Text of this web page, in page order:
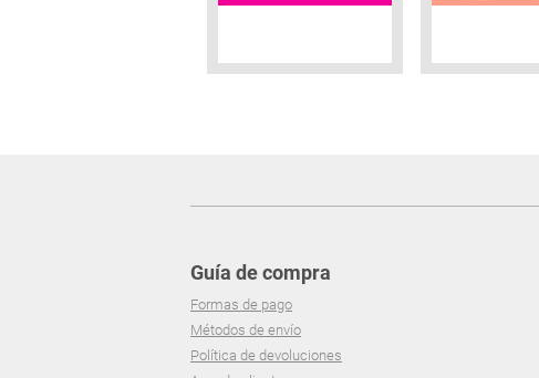
Guía de compra
Formas de pago
Métodos de envío
Política de devoluciones